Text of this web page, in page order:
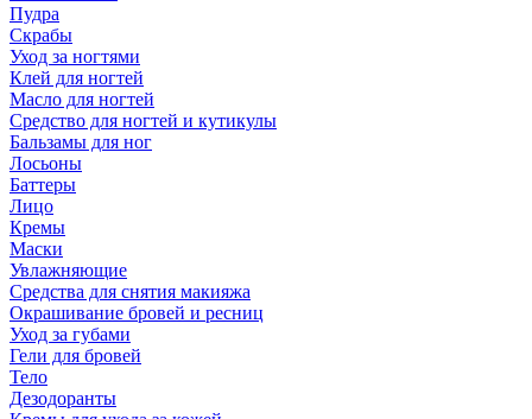
Пудра
Скрабы
Уход за ногтями
Клей для ногтей
Масло для ногтей
Средство для ногтей и кутикулы
Бальзамы для ног
Лосьоны
Баттеры
Лицо
Кремы
Маски
Увлажняющие
Средства для снятия макияжа
Окрашивание бровей и ресниц
Уход за губами
Гели для бровей
Тело
Дезодоранты